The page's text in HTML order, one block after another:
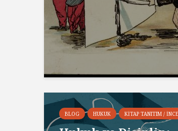
BLOG HUKUK KITAP TANITIM /